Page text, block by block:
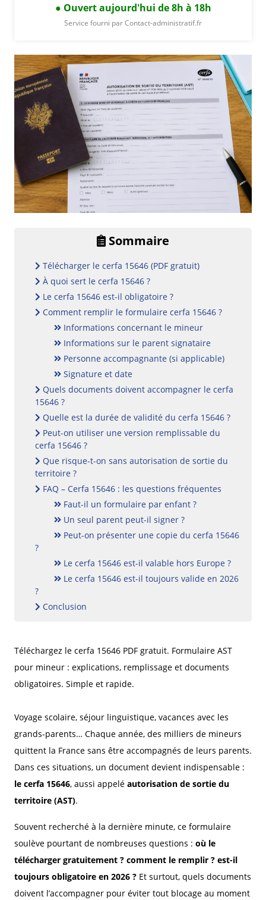
Ouvert aujourd'hui de 8h à 18h
Service fourni par Contact-administratif.fr
Sommaire
Télécharger le cerfa 15646 (PDF gratuit)
À quoi sert le cerfa 15646 ?
Le cerfa 15646 est-il obligatoire ?
Comment remplir le formulaire cerfa 15646 ?
Informations concernant le mineur
Informations sur le parent signataire
Personne accompagnante (si applicable)
Signature et date
Quels documents doivent accompagner le cerfa
15646 ?
Quelle est la durée de validité du cerfa 15646 ?
Peut-on utiliser une version remplissable du
cerfa 15646 ?
Que risque-t-on sans autorisation de sortie du
territoire ?
FAQ – Cerfa 15646 : les questions fréquentes
Faut-il un formulaire par enfant ?
Un seul parent peut-il signer ?
Peut-on présenter une copie du cerfa 15646
?
Le cerfa 15646 est-il valable hors Europe ?
Le cerfa 15646 est-il toujours valide en 2026
?
Conclusion
Téléchargez le cerfa 15646 PDF gratuit. Formulaire AST
pour mineur : explications, remplissage et documents
obligatoires. Simple et rapide.
Voyage scolaire, séjour linguistique, vacances avec les
grands-parents… Chaque année, des milliers de mineurs
quittent la France sans être accompagnés de leurs parents.
Dans ces situations, un document devient indispensable :
le cerfa 15646, aussi appelé autorisation de sortie du
territoire (AST).
Souvent recherché à la dernière minute, ce formulaire
soulève pourtant de nombreuses questions : où le
télécharger gratuitement ? comment le remplir ? est-il
toujours obligatoire en 2026 ? Et surtout, quels documents
doivent l’accompagner pour éviter tout blocage au moment